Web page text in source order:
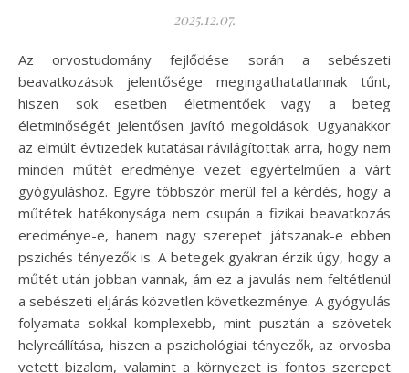
2025.12.07.
Az orvostudomány fejlődése során a sebészeti
beavatkozások jelentősége megingathatatlannak tűnt,
hiszen sok esetben életmentőek vagy a beteg
életminőségét jelentősen javító megoldások. Ugyanakkor
az elmúlt évtizedek kutatásai rávilágítottak arra, hogy nem
minden műtét eredménye vezet egyértelműen a várt
gyógyuláshoz. Egyre többször merül fel a kérdés, hogy a
műtétek hatékonysága nem csupán a fizikai beavatkozás
eredménye-e, hanem nagy szerepet játszanak-e ebben
pszichés tényezők is. A betegek gyakran érzik úgy, hogy a
műtét után jobban vannak, ám ez a javulás nem feltétlenül
a sebészeti eljárás közvetlen következménye. A gyógyulás
folyamata sokkal komplexebb, mint pusztán a szövetek
helyreállítása, hiszen a pszichológiai tényezők, az orvosba
vetett bizalom, valamint a környezet is fontos szerepet